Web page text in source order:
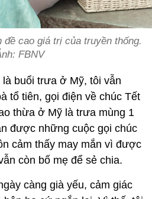
đề cao giá trị của truyền thống.
FBNV
buổi trưa ở Mỹ, tôi vẫn
tổ tiên, gọi điện về chúc Tết
thừa ở Mỹ là trưa mùng 1
được những cuộc gọi chúc
cảm thấy may mắn vì được
còn bố mẹ để sẻ chia.
càng già yếu, cảm giác